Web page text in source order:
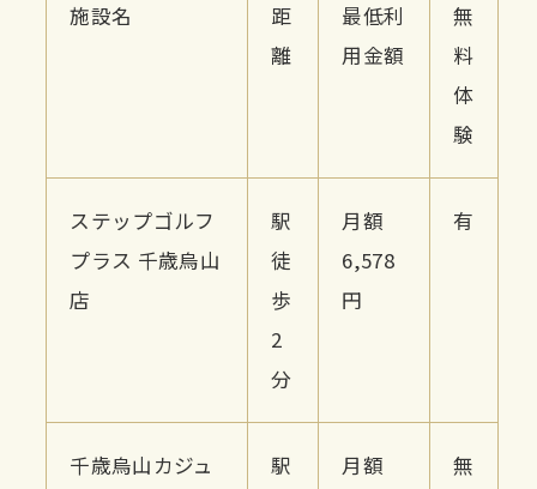
施設名
距
離
最低利
用金額
無
料
体
験
ステップゴルフ
プラス 千歳烏山
店
駅
徒
歩
2
分
月額
6,578
円
有
千歳烏山カジュ
駅
月額
無